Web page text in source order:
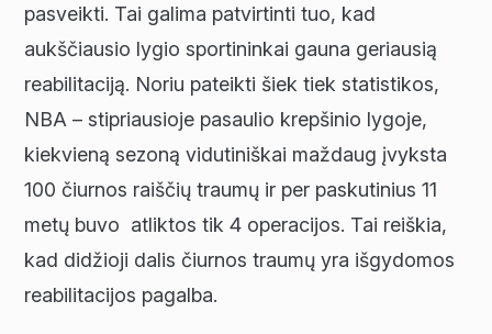
pasveikti. Tai galima patvirtinti tuo, kad
aukščiausio lygio sportininkai gauna geriausią
reabilitaciją. Noriu pateikti šiek tiek statistikos,
NBA – stipriausioje pasaulio krepšinio lygoje,
kiekvieną sezoną vidutiniškai maždaug įvyksta
100 čiurnos raiščių traumų ir per paskutinius 11
metų buvo atliktos tik 4 operacijos. Tai reiškia,
kad didžioji dalis čiurnos traumų yra išgydomos
reabilitacijos pagalba.